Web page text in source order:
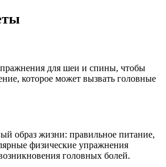
для шеи и спины, чтобы
которое может вызвать головные
образ жизни: правильное питание,
физические упражнения
головных болей.